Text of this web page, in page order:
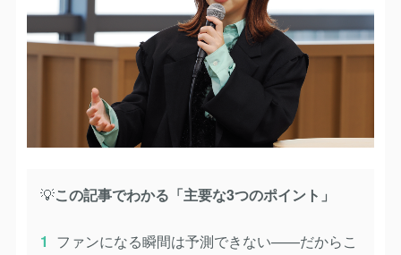
💡この記事でわかる「主要な3つのポイント」
ファンになる瞬間は予測できない——だからこ